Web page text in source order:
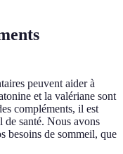
peuvent aider à
et la valériane sont
compléments, il est
de santé. Nous avons
besoins de sommeil, que